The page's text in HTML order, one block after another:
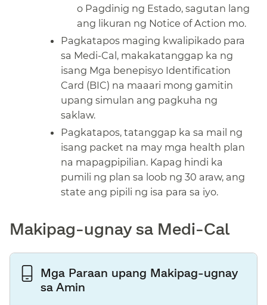
o Pagdinig ng Estado, sagutan lang
ang likuran ng Notice of Action mo.​​
Pagkatapos maging kwalipikado para
sa Medi-Cal, makakatanggap ka ng
isang Mga benepisyo Identification
Card (BIC) na maaari mong gamitin
upang simulan ang pagkuha ng
saklaw.​​
Pagkatapos, tatanggap ka sa mail ng
isang packet na may mga health plan
na mapagpipilian. Kapag hindi ka
pumili ng plan sa loob ng 30 araw, ang
state ang pipili ng isa para sa iyo.​​
Makipag-ugnay sa Medi-Cal​​
Mga Paraan upang Makipag-ugnay
sa Amin​​